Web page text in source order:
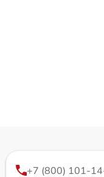
+7 (800) 101-